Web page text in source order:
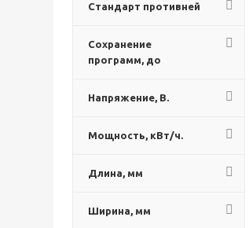
Стандарт противней
Сохранение
программ, до
Напряжение, В.
Мощность, кВт/ч.
Длина, мм
Ширина, мм